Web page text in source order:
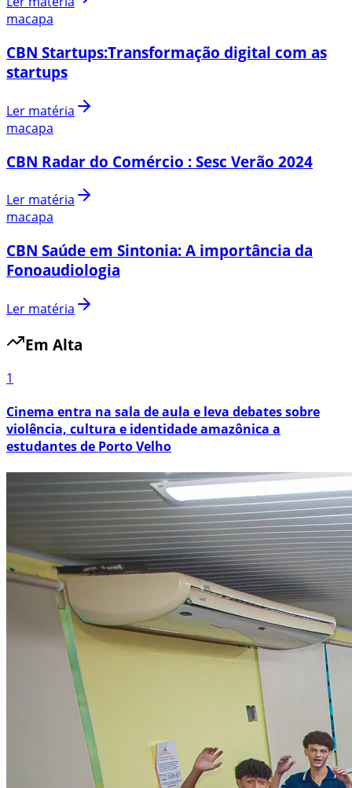
macapa
CBN Startups:Transformação digital com as
startups
Ler matéria
macapa
CBN Radar do Comércio : Sesc Verão 2024
Ler matéria
macapa
CBN Saúde em Sintonia: A importância da
Fonoaudiologia
Ler matéria
Em Alta
1
Cinema entra na sala de aula e leva debates sobre
violência, cultura e identidade amazônica a
estudantes de Porto Velho